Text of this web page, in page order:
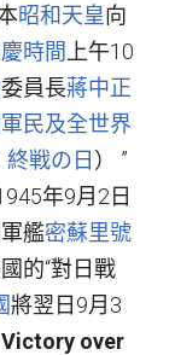
昭和天皇向
時間 上午10
委員長蔣中正
民及全世界
終戦の日 ）
”
年9月2日
艦密蘇里號
的“對日戰
將翌日9月3
Victory over